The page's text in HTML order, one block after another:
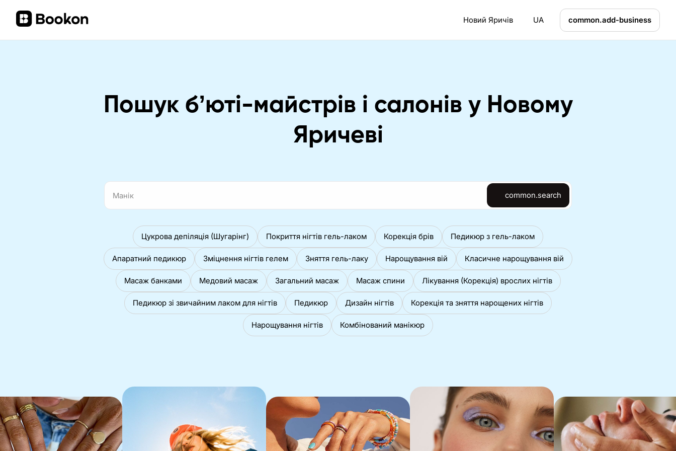
Новий Яричів UA common.add-business
Пошук бʼюті-майстрів і салонів у Новому
Яричеві
common.search
Цукрова депіляція (Шугарінг) Покриття нігтів гель-лаком Корекція брів Педикюр з гель-лаком
Апаратний педикюр Зміцнення нігтів гелем Зняття гель-лаку Нарощування вій Класичне нарощування вій
Масаж банками Медовий масаж Загальний масаж Масаж спини Лікування (Корекція) врослих нігтів
Педикюр зі звичайним лаком для нігтів Педикюр Дизайн нігтів Корекція та зняття нарощених нігтів
Нарощування нігтів Комбінований манікюр